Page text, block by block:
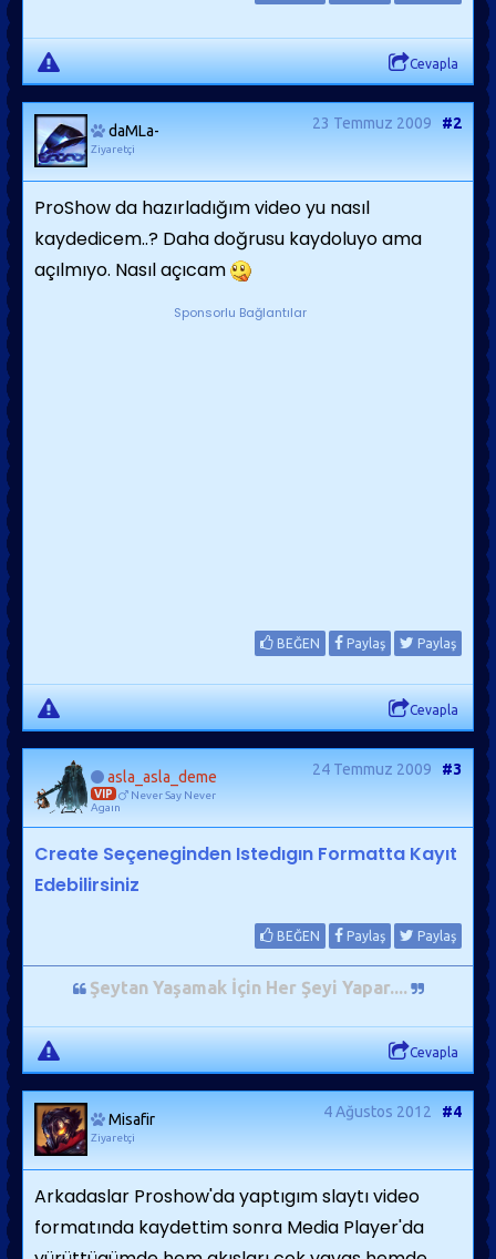
Cevapla
daMLa-
Ziyaretçi
23 Temmuz 2009 #2
ProShow da hazırladığım video yu nasıl
kaydedicem..? Daha doğrusu kaydoluyo ama
açılmıyo. Nasıl açıcam
Sponsorlu Bağlantılar
BEĞEN Paylaş Paylaş
Cevapla
asla_asla_deme
VIP
Never Say Never
Agaın
24 Temmuz 2009 #3
Create Seçeneginden Istedıgın Formatta Kayıt
Edebilirsiniz
BEĞEN Paylaş Paylaş
Şeytan Yaşamak İçin Her Şeyi Yapar....
Cevapla
Misafir
Ziyaretçi
4 Ağustos 2012 #4
Arkadaslar Proshow'da yaptıgım slaytı video
formatında kaydettim sonra Media Player'da